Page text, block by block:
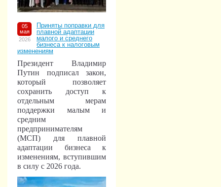
05
мая
2026
Приняты поправки для
плавной адаптации
малого и среднего
бизнеса к налоговым
изменениям
Президент Владимир
Путин подписал закон,
который позволяет
сохранить доступ к
отдельным мерам
поддержки малым и
средним
предпринимателям
(МСП) для плавной
адаптации бизнеса к
изменениям, вступившим
в силу с 2026 года.